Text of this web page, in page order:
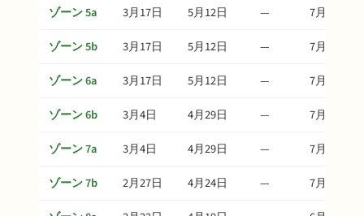
ゾーン 5a
3月17日 5月12日 —
7月21日
ゾーン 5b
3月17日 5月12日 —
7月21日
ゾーン 6a
3月17日 5月12日 —
7月21日
ゾーン 6b
3月4日 4月29日 —
7月8日
ゾーン 7a
3月4日 4月29日 —
7月8日
ゾーン 7b
2月27日 4月24日 —
7月3日